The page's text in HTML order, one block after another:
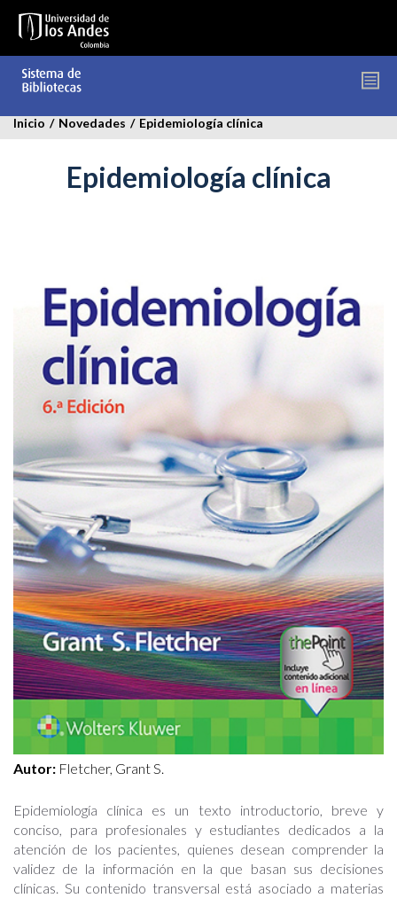
contenido
Inicio / Novedades / Epidemiología clínica
Epidemiología clínica
Autor: Fletcher, Grant S.
Epidemiología clínica es un texto introductorio, breve y
conciso, para profesionales y estudiantes dedicados a la
atención de los pacientes, quienes desean comprender la
validez de la información en la que basan sus decisiones
clínicas. Su contenido transversal está asociado a materias